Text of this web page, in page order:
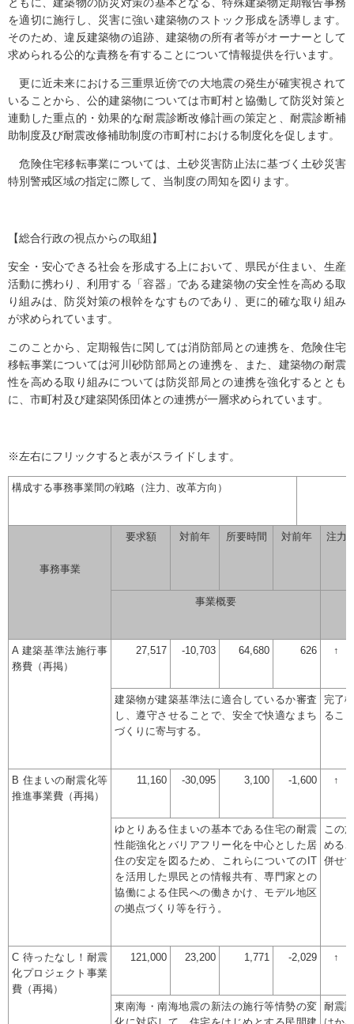
を適切に施行し、災害に強い建築物のストック形成を誘導します。
そのため、違反建築物の追跡、建築物の所有者等がオーナーとして
求められる公的な責務を有することについて情報提供を行います。
更に近未来における三重県近傍での大地震の発生が確実視されて
いることから、公的建築物については市町村と協働して防災対策と
連動した重点的・効果的な耐震診断改修計画の策定と、耐震診断補
助制度及び耐震改修補助制度の市町村における制度化を促します。
危険住宅移転事業については、土砂災害防止法に基づく土砂災害
特別警戒区域の指定に際して、当制度の周知を図ります。
【総合行政の視点からの取組】
安全・安心できる社会を形成する上において、県民が住まい、生産
活動に携わり、利用する「容器」である建築物の安全性を高める取
り組みは、防災対策の根幹をなすものであり、更に的確な取り組み
が求められています。
このことから、定期報告に関しては消防部局との連携を、危険住宅
移転事業については河川砂防部局との連携を、また、建築物の耐震
性を高める取り組みについては防災部局との連携を強化するととも
に、市町村及び建築関係団体との連携が一層求められています。
※左右にフリックすると表がスライドします。
構成する事務事業間の戦略（注力、改革方向）
事務事業
要求額 対前年 所要時間 対前年 注力
事業概要
A 建築基準法施行事
務費（再掲）
27,517 -10,703 64,680 626 ↑
建築物が建築基準法に適合しているか審査
し、遵守させることで、安全で快適なまち
づくりに寄与する。
完了
るこ
B 住まいの耐震化等
推進事業費（再掲）
11,160 -30,095 3,100 -1,600 ↑
ゆとりある住まいの基本である住宅の耐震
性能強化とバリアフリー化を中心とした居
住の安定を図るため、これらについてのIT
を活用した県民との情報共有、専門家との
協働による住民への働きかけ、モデル地区
の拠点づくり等を行う。
この
める
併せ
C 待ったなし！耐震
化プロジェクト事業
費（再掲）
121,000 23,200 1,771 -2,029 ↑
東南海・南海地震の新法の施行等情勢の変
耐震